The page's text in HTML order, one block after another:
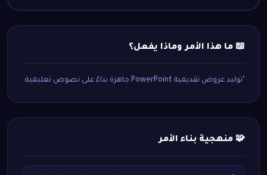
📖 ما هذا الأمر وماذا يفعل؟
"توليد عروض تقديمية PowerPoint جاهزة بناءً على نصوص تعليمية.
🧩 منهجية بناء الأمر